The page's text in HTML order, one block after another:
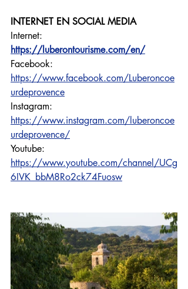
INTERNET EN SOCIAL MEDIA
Internet:
https://luberontourisme.com/en/
https://www.facebook.com/Luberoncoe
urdeprovence
https://www.instagram.com/luberoncoe
urdeprovence/
Youtube:
https://www.youtube.com/channel/UCg
6IVK_bbM8Ro2ck74Fuosw